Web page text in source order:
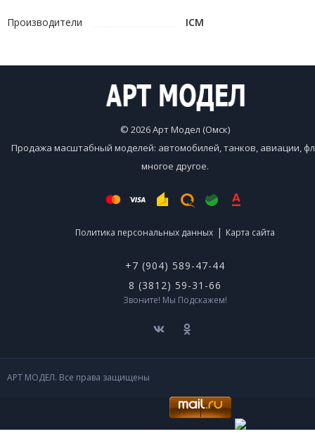
Производители ICM
© 2026 Арт Модел (Омск)
Продажа масштабный моделей: автомобилей, танков, авиации,
многое другое.
Политика персональных данных | Карта сайта
+7 (904) 589-47-44
8 (3812) 59-31-66
Звоните! Мы Подскажем!
АРТ МОДЕЛ. Все права защищены